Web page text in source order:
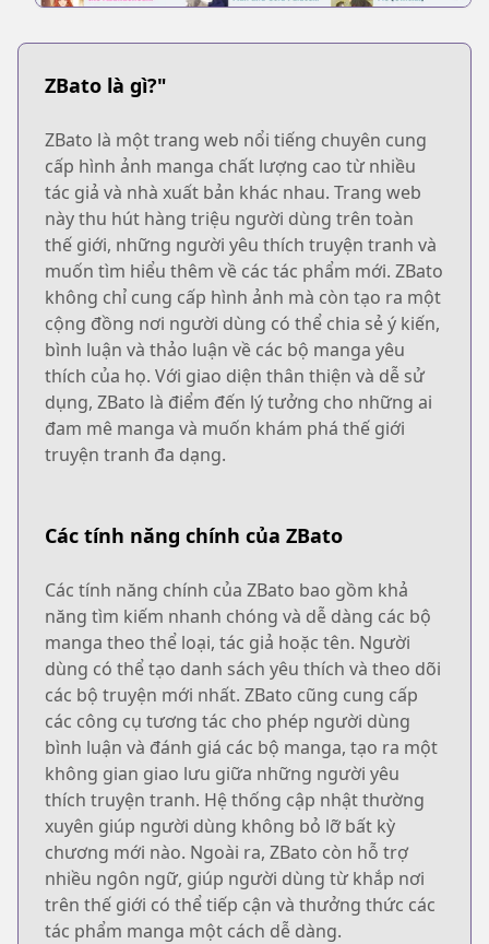
ZBato là gì?"
ZBato là một trang web nổi tiếng chuyên cung
cấp hình ảnh manga chất lượng cao từ nhiều
tác giả và nhà xuất bản khác nhau. Trang web
này thu hút hàng triệu người dùng trên toàn
thế giới, những người yêu thích truyện tranh và
muốn tìm hiểu thêm về các tác phẩm mới. ZBato
không chỉ cung cấp hình ảnh mà còn tạo ra một
cộng đồng nơi người dùng có thể chia sẻ ý kiến,
bình luận và thảo luận về các bộ manga yêu
thích của họ. Với giao diện thân thiện và dễ sử
dụng, ZBato là điểm đến lý tưởng cho những ai
đam mê manga và muốn khám phá thế giới
truyện tranh đa dạng.
Các tính năng chính của ZBato
Các tính năng chính của ZBato bao gồm khả
năng tìm kiếm nhanh chóng và dễ dàng các bộ
manga theo thể loại, tác giả hoặc tên. Người
dùng có thể tạo danh sách yêu thích và theo dõi
các bộ truyện mới nhất. ZBato cũng cung cấp
các công cụ tương tác cho phép người dùng
bình luận và đánh giá các bộ manga, tạo ra một
không gian giao lưu giữa những người yêu
thích truyện tranh. Hệ thống cập nhật thường
xuyên giúp người dùng không bỏ lỡ bất kỳ
chương mới nào. Ngoài ra, ZBato còn hỗ trợ
nhiều ngôn ngữ, giúp người dùng từ khắp nơi
trên thế giới có thể tiếp cận và thưởng thức các
tác phẩm manga một cách dễ dàng.